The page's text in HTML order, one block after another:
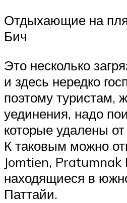
Отдыхающие на
Бич
Это несколько
и здесь нередко
поэтому туристам,
уединения, надо
которые удалены
К таковым можно
Jomtien, Pratumnak
находящиеся в
Паттайи.